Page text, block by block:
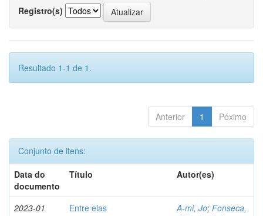
Registro(s)
Resultado 1-1 de 1.
Anterior 1 Póximo
Conjunto de itens:
Data do
documento
Título Autor(es)
2023-01 Entre elas A-mi, Jo; Fonseca,